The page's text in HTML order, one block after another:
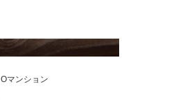
Oマンション